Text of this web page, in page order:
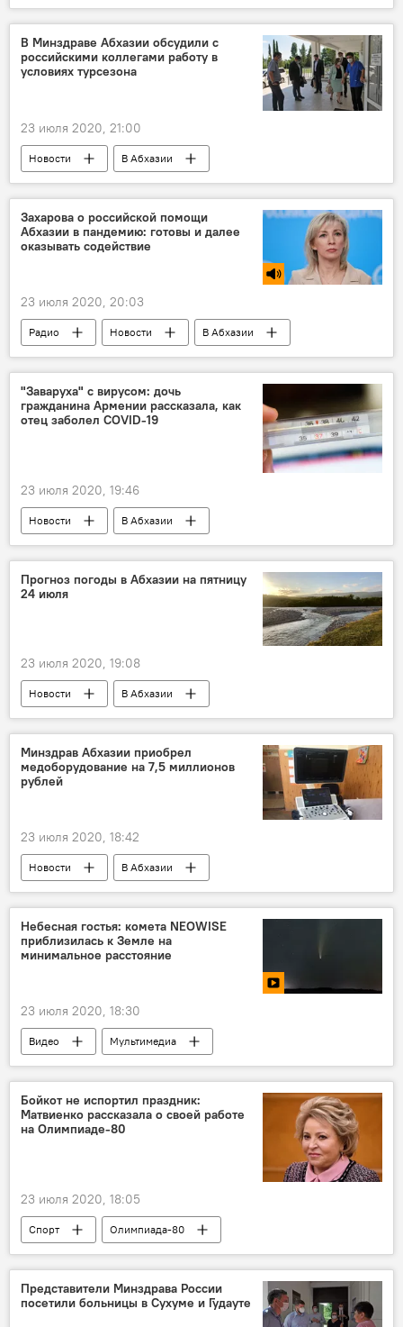
В Минздраве Абхазии обсудили с
российскими коллегами работу в
условиях турсезона
23 июля 2020, 21:00
Новости
В Абхазии
Ситуация с коронавирусом в Абхазии
Захарова о российской помощи
Абхазии в пандемию: готовы и далее
оказывать содействие
23 июля 2020, 20:03
Радио Новости
В Абхазии
Ситуация с коронавирусом в Абхазии
"Заваруха" с вирусом: дочь
гражданина Армении рассказала, как
отец заболел COVID-19
23 июля 2020, 19:46
Новости
В Абхазии
Ситуация с коронавирусом в Абхазии
Прогноз погоды в Абхазии на пятницу
24 июля
23 июля 2020, 19:08
Новости В Абхазии
Минздрав Абхазии приобрел
медоборудование на 7,5 миллионов
рублей
23 июля 2020, 18:42
Новости
В Абхазии
Ситуация с коронавирусом в Абхазии
Небесная гостья: комета NEOWISE
приблизилась к Земле на
минимальное расстояние
23 июля 2020, 18:30
Видео Мультимедиа
Бойкот не испортил праздник:
Матвиенко рассказала о своей работе
на Олимпиаде-80
23 июля 2020, 18:05
Спорт Олимпиада-80
Представители Минздрава России
посетили больницы в Сухуме и Гудауте